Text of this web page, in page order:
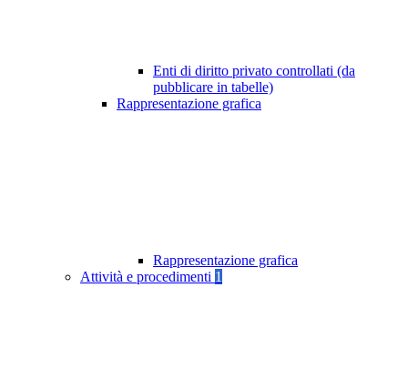
Enti di diritto privato controllati (da
pubblicare in tabelle)
Rappresentazione grafica
Rappresentazione grafica
Attività e procedimenti 1